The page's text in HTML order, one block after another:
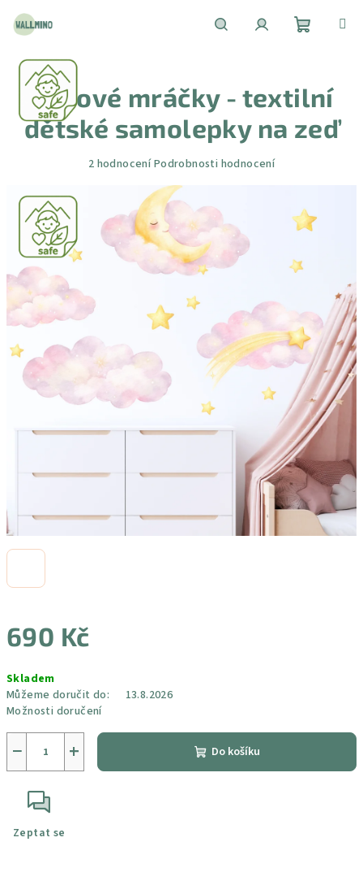
obsah
košík
690 Kč
cena:
Skladem
Můžeme doručit do:
13.8.2026
Možnosti doručení
+
− Do košíku
Zeptat se
Růžové mráčky - textilní
dětské samolepky na zeď
Průměrné
5,0
2 hodnoceníPodrobnosti hodnocení